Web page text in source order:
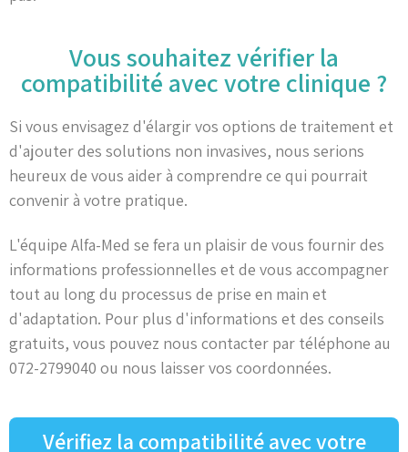
Vous souhaitez vérifier la
compatibilité avec votre clinique ?
Si vous envisagez d'élargir vos options de traitement et
d'ajouter des solutions non invasives, nous serions
heureux de vous aider à comprendre ce qui pourrait
convenir à votre pratique.
L'équipe Alfa-Med se fera un plaisir de vous fournir des
informations professionnelles et de vous accompagner
tout au long du processus de prise en main et
d'adaptation. Pour plus d'informations et des conseils
gratuits, vous pouvez nous contacter par téléphone au
072-2799040 ou nous laisser vos coordonnées.
Vérifiez la compatibilité avec votre